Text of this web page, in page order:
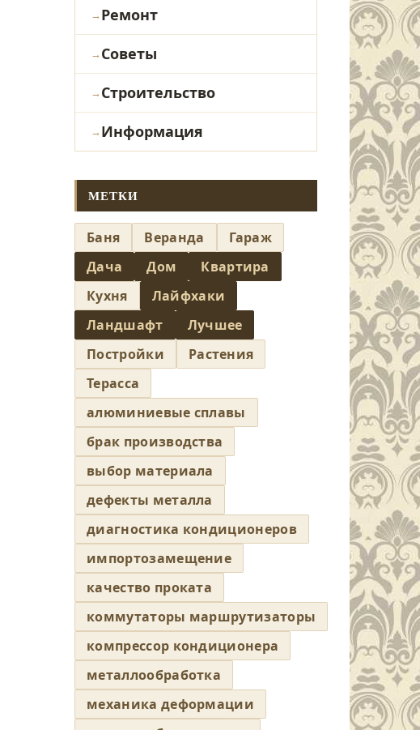
Ремонт
Советы
Строительство
Информация
МЕТКИ
Баня Веранда
Гараж
Дача
Дом
Квартира
Кухня
Лайфхаки
Ландшафт
Лучшее
Постройки
Растения
Терасса
алюминиевые сплавы
брак производства
выбор материала
дефекты металла
диагностика кондиционеров
импортозамещение
качество проката
коммутаторы маршрутизаторы
компрессор кондиционера
металлообработка
механика деформации